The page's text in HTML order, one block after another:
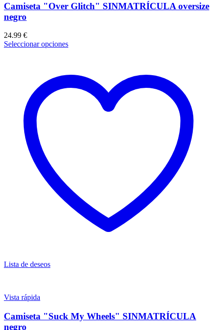
Camiseta "Over Glitch" SINMATRÍCULA oversize
negro
24.99 €
Seleccionar opciones
Lista de deseos
Vista rápida
Camiseta "Suck My Wheels" SINMATRÍCULA
negro